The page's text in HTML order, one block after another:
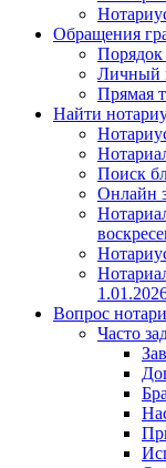
Обращения
Порядок
Личный
Прямая
Найти
Поиск
Онлайн
Вопрос
Часто